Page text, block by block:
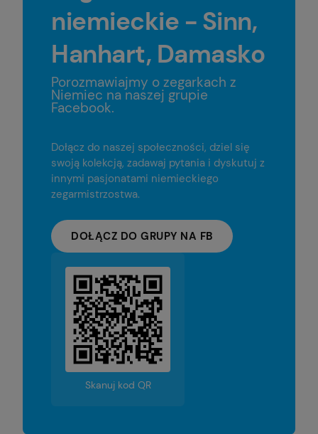
niemieckie - Sinn,
Hanhart, Damasko
Porozmawiajmy o zegarkach z
Niemiec na naszej grupie
Facebook.
Dołącz do naszej społeczności, dziel się
swoją kolekcją, zadawaj pytania i dyskutuj z
innymi pasjonatami niemieckiego
zegarmistrzostwa.
DOŁĄCZ DO GRUPY NA FB
Skanuj kod QR